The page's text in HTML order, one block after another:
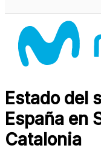
Estado del
España en
Catalonia